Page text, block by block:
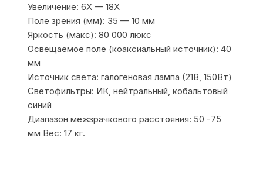
Увеличение: 6X — 18X
Поле зрения (мм): 35 — 10 мм
Яркость (макс): 80 000 люкс
Освещаемое поле (коаксиальный источник): 40
мм
Источник света: галогеновая лампа (21В, 150Вт)
Светофильтры: ИК, нейтральный, кобальтовый
синий
Диапазон межзрачкового расстояния: 50 -75
мм Вес: 17 кг.